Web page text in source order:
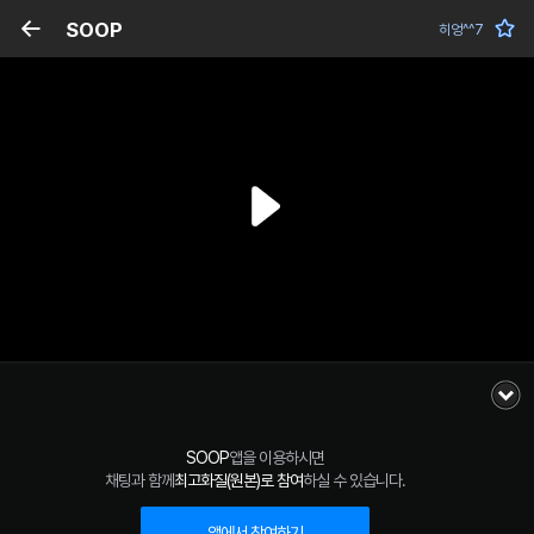
SOOP 히엉^^7
SOOP앱을 이용하시면
채팅과 함께최고화질(원본)로 참여하실 수 있습니다.